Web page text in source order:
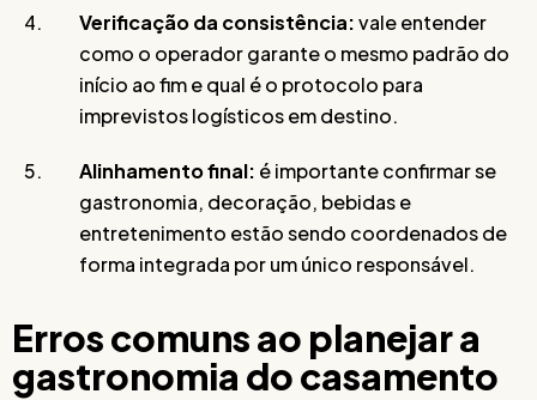
Verificação da consistência:vale entender
como o operador garante o mesmo padrão do
início ao fim e qual é o protocolo para
imprevistos logísticos em destino.
Alinhamento final: é importante confirmar se
gastronomia, decoração, bebidas e
entretenimento estão sendo coordenados de
forma integrada por um único responsável.
Erros comuns ao planejar a
gastronomia do casamento